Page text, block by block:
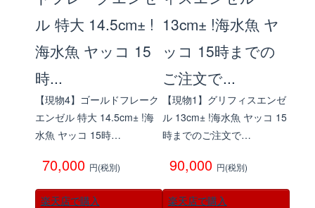
【現物4】ゴールドフレーク
エンゼル 特大 14.5cm± !海
水魚 ヤッコ 15時…
70,000 円(税別)
楽天店で購入
【現物1】グリフィスエンゼ
ル 13cm± !海水魚 ヤッコ 15
時までのご注文で…
90,000 円(税別)
楽天店で購入